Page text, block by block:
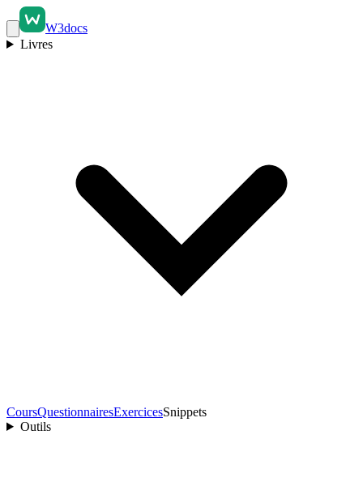
W3docs
Livres
CoursQuestionnairesExercicesSnippets
Outils